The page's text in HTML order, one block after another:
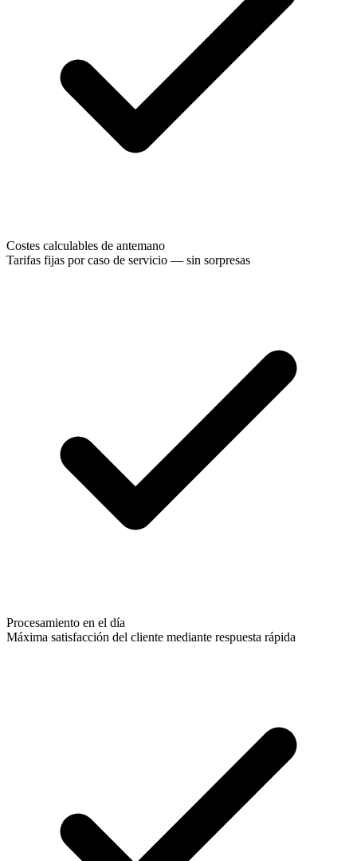
Costes calculables de antemano
Tarifas fijas por caso de servicio — sin sorpresas
Procesamiento en el día
Máxima satisfacción del cliente mediante respuesta rápida